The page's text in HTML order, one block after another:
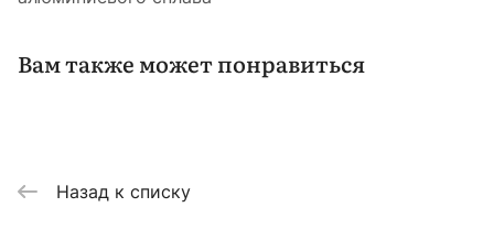
Вам также может понравиться
Назад к списку